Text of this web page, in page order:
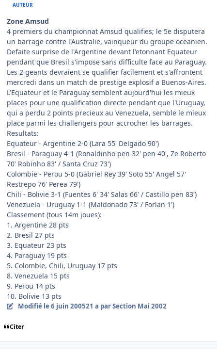
AUTEUR
Zone Amsud
4 premiers du championnat Amsud qualifies; le 5e disputera
un barrage contre l'Australie, vainqueur du groupe oceanien.
Defaite surprise de l'Argentine devant l'etonnant Equateur
pendant que Bresil s'impose sans difficulte face au Paraguay.
Les 2 geants devraient se qualifier facilement et s'affrontent
mercredi dans un match de prestige explosif a Buenos-Aires.
L'Equateur et le Paraguay semblent aujourd'hui les mieux
places pour une qualification directe pendant que l'Uruguay,
qui a perdu 2 points precieux au Venezuela, semble le mieux
place parmi les challengers pour accrocher les barrages.
Resultats:
Equateur - Argentine 2-0 (Lara 55' Delgado 90')
Bresil - Paraguay 4-1 (Ronaldinho pen 32' pen 40', Ze Roberto
70' Robinho 83' / Santa Cruz 73')
Colombie - Perou 5-0 (Gabriel Rey 39' Soto 55' Angel 57'
Restrepo 76' Perea 79')
Chili - Bolivie 3-1 (Fuentes 6' 34' Salas 66' / Castillo pen 83')
Venezuela - Uruguay 1-1 (Maldonado 73' / Forlan 1')
Classement (tous 14m joues):
1. Argentine 28 pts
2. Bresil 27 pts
3. Equateur 23 pts
4. Paraguay 19 pts
5. Colombie, Chili, Uruguay 17 pts
8. Venezuela 15 pts
9. Perou 14 pts
10. Bolivie 13 pts
Modifié le 6 juin 200521 a par Section Mai 2002
Citer